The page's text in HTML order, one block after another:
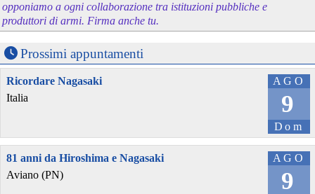
opponiamo a ogni collaborazione tra istituzioni pubbliche e
produttori di armi. Firma anche tu.
Prossimi appuntamenti
AGO
9
Dom
Ricordare Nagasaki
Italia
AGO
9
81 anni da Hiroshima e Nagasaki
Aviano (PN)